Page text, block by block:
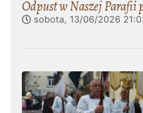
Odpust w Naszej Parafii
sobota, 13/06/2026